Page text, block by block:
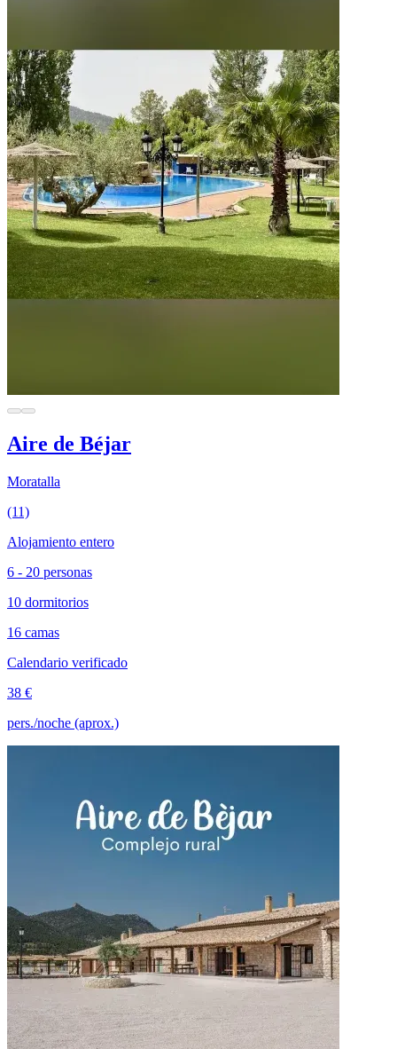
Aire de Béjar
Moratalla
(11)
Alojamiento entero
6 - 20 personas
10 dormitorios
16 camas
Calendario verificado
38 €
pers./noche (aprox.)